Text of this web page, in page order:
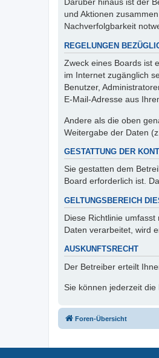
Darüber hinaus ist der
und Aktionen
Nachverfolgbarkeit
REGELUNGEN
Zweck eines Boards ist
im Internet zugänglich
Benutzer,
E-Mail-Adresse aus
Andere als die oben
Weitergabe der Daten
GESTATTUNG DER
Sie gestatten dem
Board erforderlich ist.
GELTUNGSBEREICH
Diese Richtlinie
Daten verarbeitet, wird
AUSKUNFTSRECHT
Der Betreiber erteilt
Sie können jederzeit
Foren-Übersicht